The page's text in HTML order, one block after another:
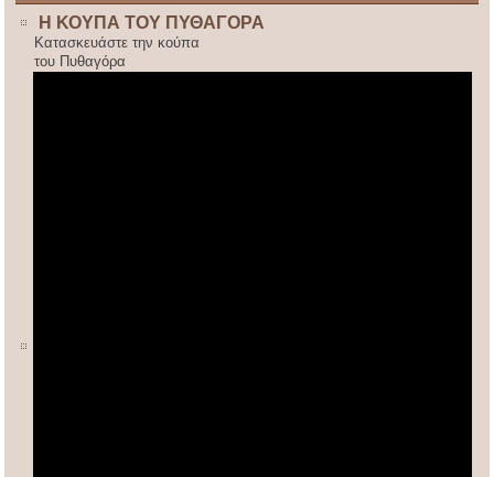
Η ΚΟΥΠΑ ΤΟΥ ΠΥΘΑΓΟΡΑ
Κατασκευάστε την κούπα
του Πυθαγόρα